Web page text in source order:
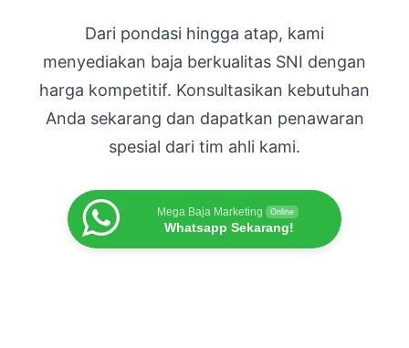
Dari pondasi hingga atap, kami
menyediakan baja berkualitas SNI dengan
harga kompetitif. Konsultasikan kebutuhan
Anda sekarang dan dapatkan penawaran
spesial dari tim ahli kami.
Mega Baja Marketing Online
Whatsapp Sekarang!